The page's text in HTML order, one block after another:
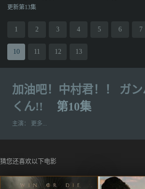
更新第13集
1 2 3 4 5 6 7
10 11 12 13
加油吧！中村君！！ ガ
くん!!
第10集
主演： 更多...
猜您还喜欢以下电影